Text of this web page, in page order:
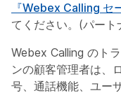
『Webex Calling セ
てください。(パート
Webex Calling のト
ンの顧客管理者は、
号、通話機能、ユー